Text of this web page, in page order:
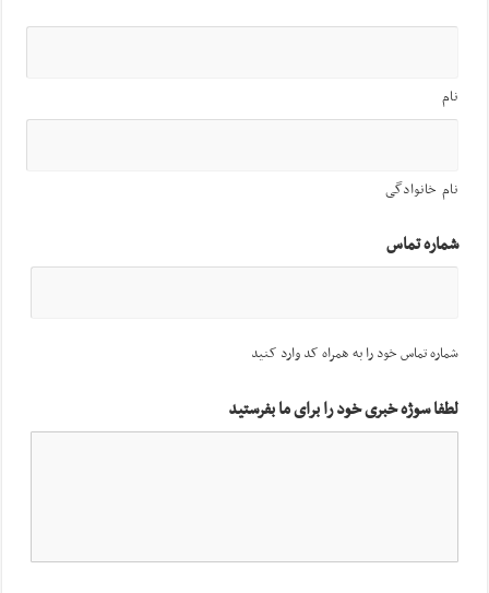
نام
نام خانوادگی
شماره تماس
شماره تماس خود را به همراه کد وارد کنید
لطفا سوژه خبری خود را برای ما بفرستید